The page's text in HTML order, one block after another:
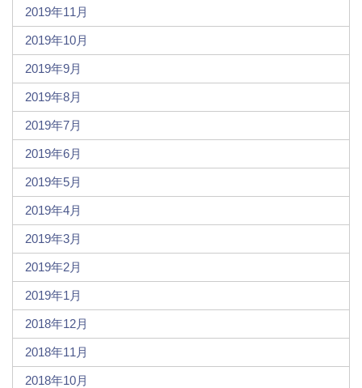
2019年11月
2019年10月
2019年9月
2019年8月
2019年7月
2019年6月
2019年5月
2019年4月
2019年3月
2019年2月
2019年1月
2018年12月
2018年11月
2018年10月